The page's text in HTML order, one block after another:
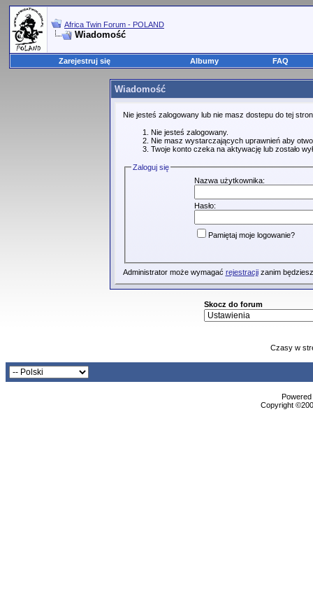
Africa Twin Forum - POLAND
Wiadomość
Zarejestruj się Albumy FAQ
Wiadomość
Nie jesteś zalogowany lub nie masz dostepu do tej
Nie jesteś zalogowany.
Nie masz wystarczających uprawnień aby
Twoje konto czeka na aktywację lub zostało
Zaloguj się
Nazwa użytkownika:
Hasło:
Pamiętaj moje logowanie?
Administrator może wymagać rejestracjizanim
Skocz do forum
Czasy w
Copyright